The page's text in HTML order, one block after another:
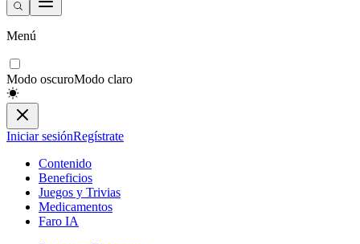
Menú
Modo oscuroModo claro
Iniciar sesiónRegístrate
Contenido
Beneficios
Juegos y Trivias
Medicamentos
Faro IA